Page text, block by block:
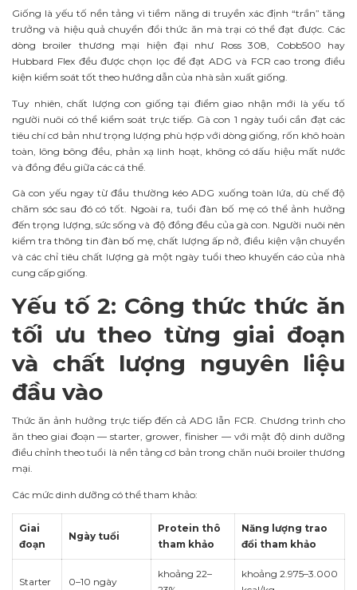
Giống là yếu tố nền tảng vì tiềm năng di truyền xác định “trần” tăng
trưởng và hiệu quả chuyển đổi thức ăn mà trại có thể đạt được. Các
dòng broiler thương mại hiện đại như Ross 308, Cobb500 hay
Hubbard Flex đều được chọn lọc để đạt ADG và FCR cao trong điều
kiện kiểm soát tốt theo hướng dẫn của nhà sản xuất giống.
Tuy nhiên, chất lượng con giống tại điểm giao nhận mới là yếu tố
người nuôi có thể kiểm soát trực tiếp. Gà con 1 ngày tuổi cần đạt các
tiêu chí cơ bản như trọng lượng phù hợp với dòng giống, rốn khô hoàn
toàn, lông bông đều, phản xạ linh hoạt, không có dấu hiệu mất nước
và đồng đều giữa các cá thể.
Gà con yếu ngay từ đầu thường kéo ADG xuống toàn lứa, dù chế độ
chăm sóc sau đó có tốt. Ngoài ra, tuổi đàn bố mẹ có thể ảnh hưởng
đến trọng lượng, sức sống và độ đồng đều của gà con. Người nuôi nên
kiểm tra thông tin đàn bố mẹ, chất lượng ấp nở, điều kiện vận chuyển
và các chỉ tiêu chất lượng gà một ngày tuổi theo khuyến cáo của nhà
cung cấp giống.
Yếu tố 2: Công thức thức ăn
tối ưu theo từng giai đoạn
và chất lượng nguyên liệu
đầu vào
Thức ăn ảnh hưởng trực tiếp đến cả ADG lẫn FCR. Chương trình cho
ăn theo giai đoạn — starter, grower, finisher — với mật độ dinh dưỡng
điều chỉnh theo tuổi là nền tảng cơ bản trong chăn nuôi broiler thương
mại.
Các mức dinh dưỡng có thể tham khảo:
Giai
đoạn
Ngày tuổi
Protein thô
tham khảo
Năng lượng trao
đổi tham khảo
Starter 0–10 ngày
khoảng 22–
khoảng 2.975–3.000